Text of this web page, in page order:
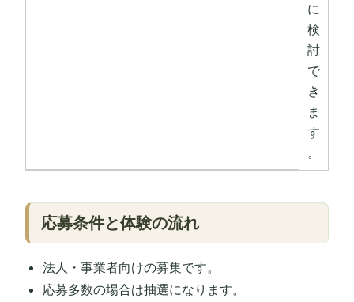
に
検
討
で
き
ま
す
。
応募条件と体験の流れ
法人・事業者向けの募集です。
応募多数の場合は抽選になります。